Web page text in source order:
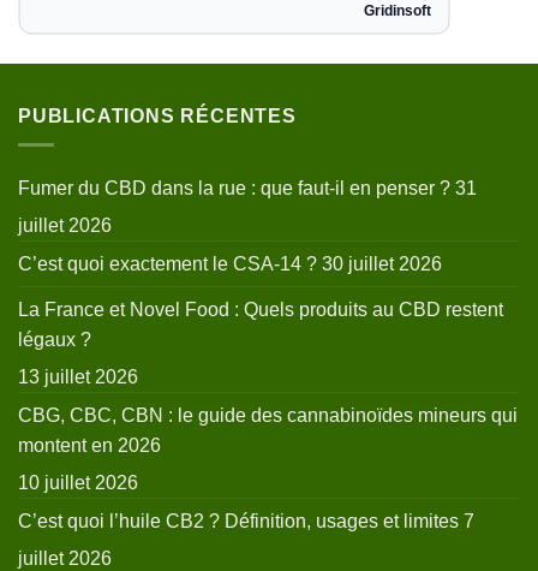
PUBLICATIONS RÉCENTES
Fumer du CBD dans la rue : que faut-il en penser ? 31
juillet 2026
C’est quoi exactement le CSA-14 ? 30 juillet 2026
La France et Novel Food : Quels produits au CBD restent
légaux ?
13 juillet 2026
CBG, CBC, CBN : le guide des cannabinoïdes mineurs qui
montent en 2026
10 juillet 2026
C’est quoi l’huile CB2 ? Définition, usages et limites 7
juillet 2026